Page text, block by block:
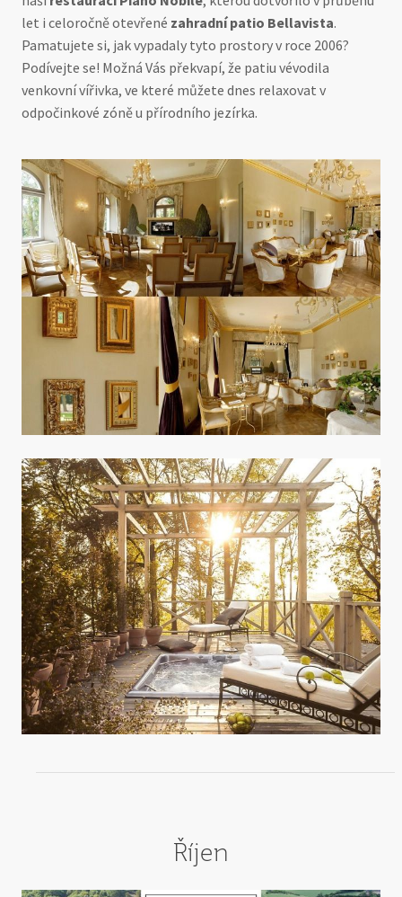
let i celoročně otevřené zahradní patio Bellavista.
Pamatujete si, jak vypadaly tyto prostory v roce 2006?
Podívejte se! Možná Vás překvapí, že patiu vévodila
venkovní vířivka, ve které můžete dnes relaxovat v
odpočinkové zóně u přírodního jezírka.
Říjen